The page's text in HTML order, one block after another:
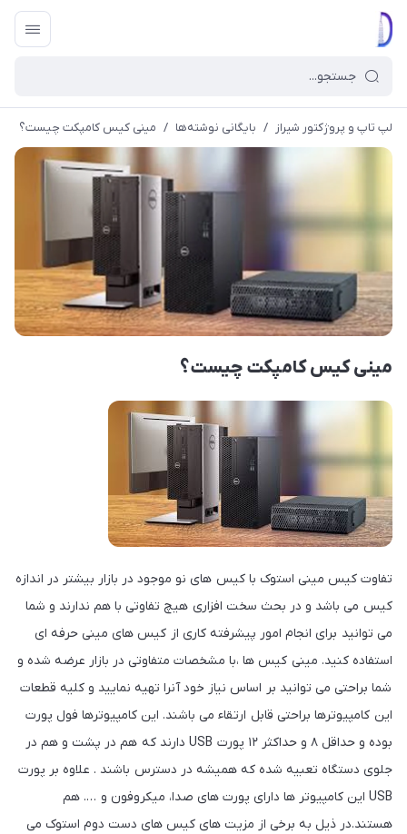
لپ تاپ و پروژکتور شیراز / بایگانی نوشته‌ها / مینی کیس کامپکت چیست؟
مینی کیس کامپکت چیست؟
تفاوت کیس مینی استوک با کیس های نو موجود در بازار بیشتر در اندازه
کیس می باشد و در بحث سخت افزاری هیچ تفاوتی با هم ندارند و شما
می توانید برای انجام امور پیشرفته کاری از کیس های مینی حرفه ای
استفاده کنید. مینی کیس ها ،با مشخصات متفاوتی در بازار عرضه شده و
شما براحتی می توانید بر اساس نیاز خود آنرا تهیه نمایید و کلیه قطعات
این کامپیوترها براحتی قابل ارتقاء می باشند. این کامپیوترها فول پورت
بوده و حداقل ۸ و حداکثر ۱۲ پورت USB دارند که هم در پشت و هم در
جلوی دستگاه تعبیه شده که همیشه در دسترس باشند . علاوه بر پورت
USB این کامپیوتر ها دارای پورت های صدا، میکروفون و …. هم
هستند.در ذیل به برخی از مزیت های کیس های دست دوم استوک می